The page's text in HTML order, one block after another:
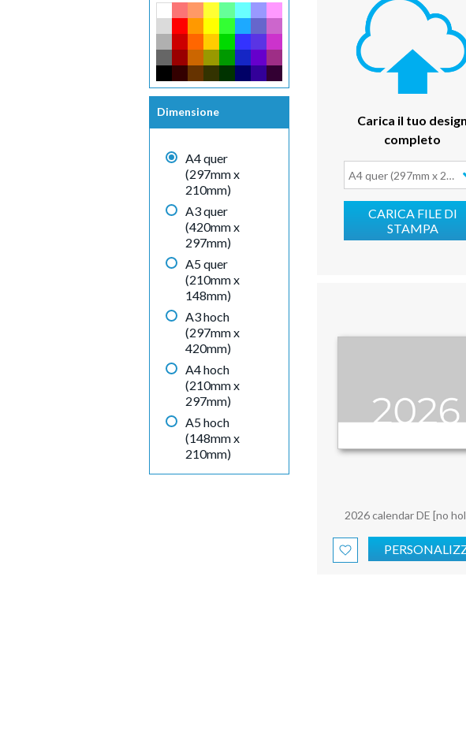
Dimensione
A4 quer
(297mm x
210mm)
A3 quer
(420mm x
297mm)
A5 quer
(210mm x
148mm)
A3 hoch
(297mm x
420mm)
A4 hoch
(210mm x
297mm)
A5 hoch
(148mm x
210mm)
Carica il tuo design
completo
A4 quer (297mm x 210mm)
CARICA FILE DI
STAMPA
2026 calendar DE [no